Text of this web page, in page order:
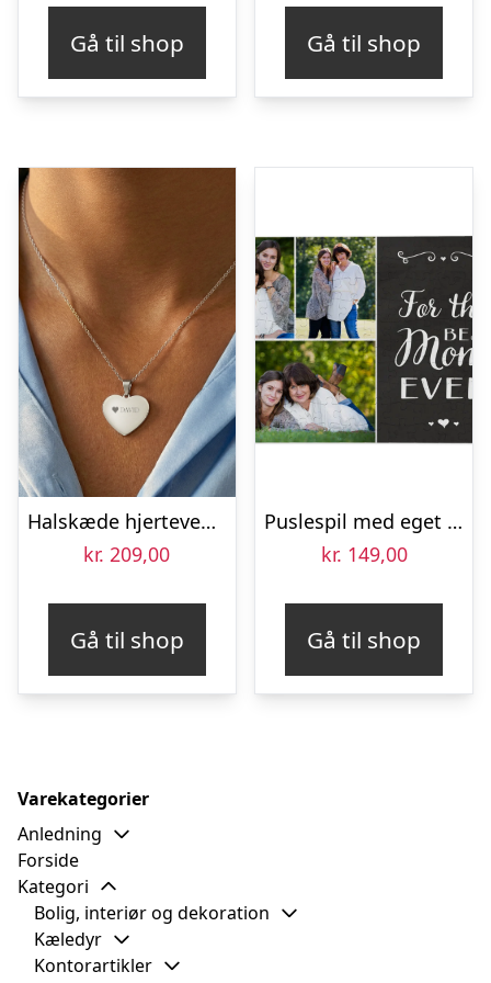
kr. 109,00.kr. 93,00.
Gå til shop Gå til shop
Halskæde hjertevedhæng med tekst – Sølv
kr. 209,00
Gå til shop
Puslespil med eget billede – Mors dag gave (120 brikker)
kr. 149,00
Gå til shop
Varekategorier
Anledning
Forside
Kategori
Bolig, interiør og dekoration
Kæledyr
Kontorartikler